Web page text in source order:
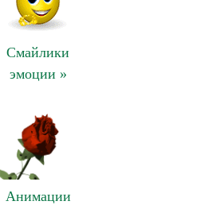
Смайлики
эмоции »
Анимации